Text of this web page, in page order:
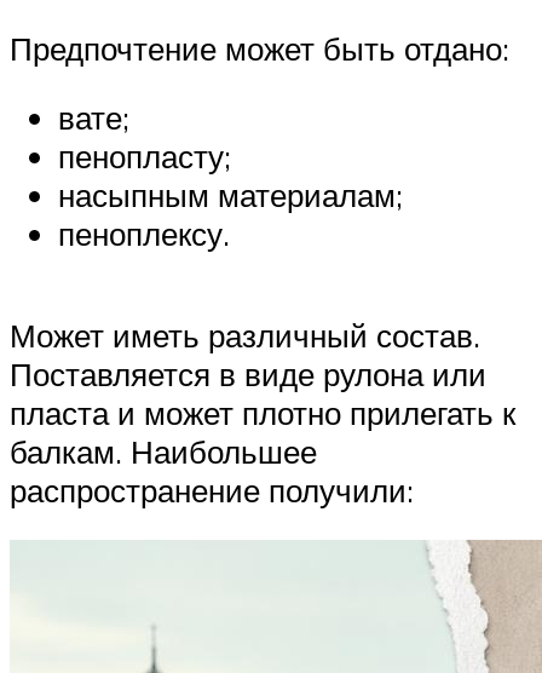
Предпочтение может быть отдано:
вате;
пенопласту;
насыпным материалам;
пеноплексу.
Может иметь различный состав.
Поставляется в виде рулона или
пласта и может плотно прилегать к
балкам. Наибольшее
распространение получили: